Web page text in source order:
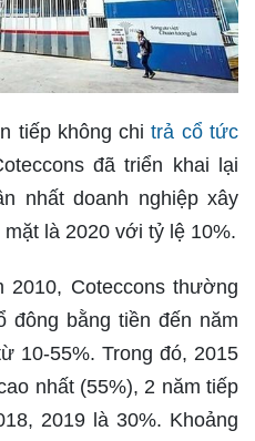
tiếp không chi trả cổ tức
đã triển khai lại
nhất doanh nghiệp xây
là 2020 với tỷ lệ 10%.
2010, Coteccons thường
đông bằng tiền đến năm
10-55%. Trong đó, 2015
nhất (55%), 2 năm tiếp
2019 là 30%. Khoảng